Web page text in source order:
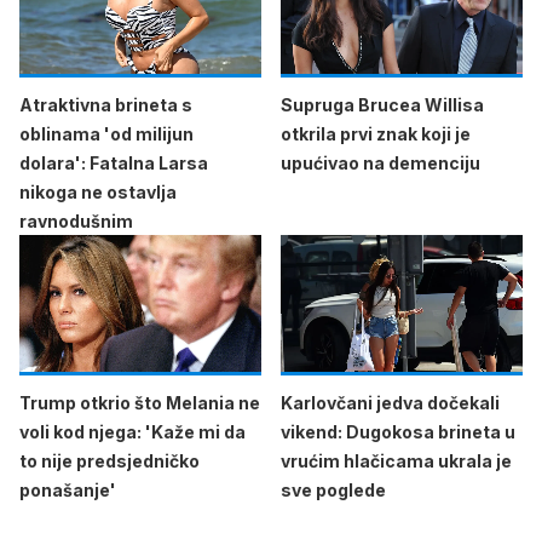
Atraktivna brineta s
oblinama 'od milijun
dolara': Fatalna Larsa
nikoga ne ostavlja
ravnodušnim
Supruga Brucea Willisa
otkrila prvi znak koji je
upućivao na demenciju
Trump otkrio što Melania ne
voli kod njega: 'Kaže mi da
to nije predsjedničko
ponašanje'
Karlovčani jedva dočekali
vikend: Dugokosa brineta u
vrućim hlačicama ukrala je
sve poglede